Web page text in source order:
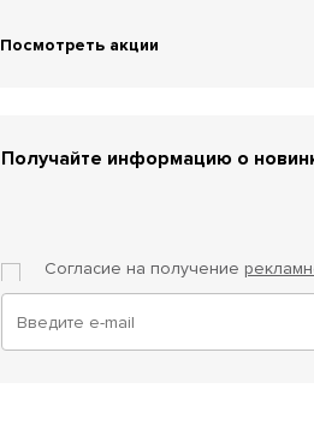
Посмотреть акции
Получайте информацию о
Согласие на получение